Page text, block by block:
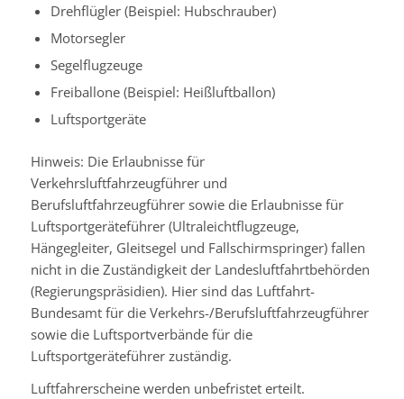
Drehflügler(Beispiel: Hubschrauber)
Motorsegler
Segelflugzeuge
Freiballone(Beispiel: Heißluftballon)
Luftsportgeräte
Hinweis: Die Erlaubnisse für
Verkehrsluftfahrzeugführer und
Berufsluftfahrzeugführer sowie die Erlaubnisse für
Luftsportgeräteführer (Ultraleichtflugzeuge,
Hängegleiter, Gleitsegel und Fallschirmspringer) fallen
nicht in die Zuständigkeit der Landesluftfahrtbehörden
(Regierungspräsidien). Hier sind das Luftfahrt-
Bundesamt für die Verkehrs-/Berufsluftfahrzeugführer
sowie die Luftsportverbände für die
Luftsportgeräteführer zuständig.
Luftfahrerscheine werden unbefristet erteilt.